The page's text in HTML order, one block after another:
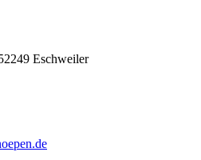
Eschweiler